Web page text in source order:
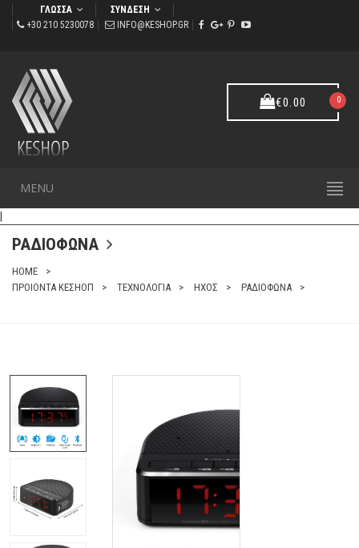
ΓΛΩΣΣΑ
ΣΥΝΔΕΣΗ
+30 210 5230078
INFO@KESHOP.GR
MENU
€0.00 0
ΡΑΔΙΟΦΩΝΑ
HOME
ΠΡΟΙΟΝΤΑ ΚΕΣΗΟΠ
ΤΕΧΝΟΛΟΓΙΑ ΗΧΟΣ ΡΑΔΙΟΦΩΝΑ